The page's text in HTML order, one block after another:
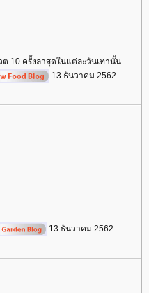
10 ครั้งล่าสุดในแต่ละวันเท่านั้น
13 ธันวาคม 2562
13 ธันวาคม 2562